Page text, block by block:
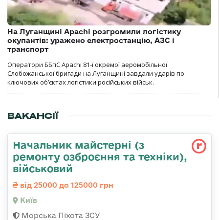
На Луганщині Apachi розгромили логістику
окупантів: уражено електростанцію, АЗС і
транспорт
Оператори ББпС Apachi 81-ї окремої аеромобільної
Слобожанської бригади на Луганщині завдали ударів по
ключових об’єктах логістики російських військ.
ВАКАНСІЇ
Начальник майстеpні (з
ремонту озбpоєння та техніки),
військовий
від 25000 до 125000 грн
Київ
Морська Піхота ЗСУ